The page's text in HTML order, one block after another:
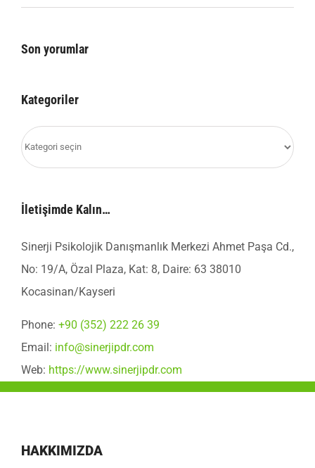
Son yorumlar
Kategoriler
Kategoriler
İletişimde Kalın…
Sinerji Psikolojik Danışmanlık Merkezi Ahmet Paşa Cd.,
No: 19/A, Özal Plaza, Kat: 8, Daire: 63 38010
Kocasinan/Kayseri
Phone: +90 (352) 222 26 39
Email: info@sinerjipdr.com
Web: https://www.sinerjipdr.com
HAKKIMIZDA